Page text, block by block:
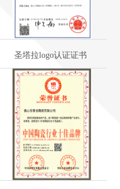
圣塔拉logo认证证书